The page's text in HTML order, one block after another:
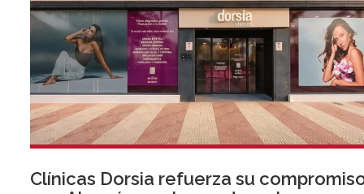
Clínicas Dorsia refuerza su